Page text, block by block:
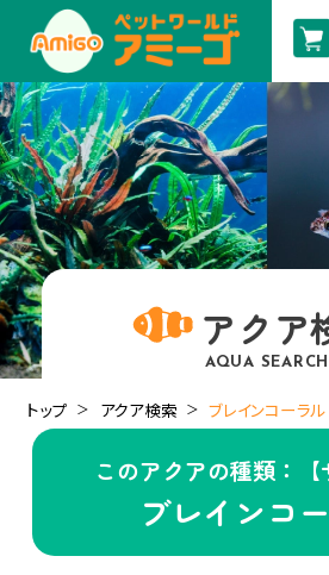
アクア
AQUA SEARCH
トップ アクア検索 ブレインコーラル
このアクアの種類：【
ブレインコ